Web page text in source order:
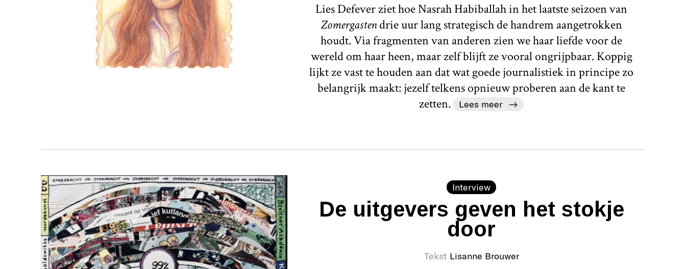
Lies Defever ziet hoe Nasrah Habiballah in het laatste seizoen van
Zomergastendrie uur lang strategisch de handrem aangetrokken
houdt. Via fragmenten van anderen zien we haar liefde voor de
wereld om haar heen, maar zelf blijft ze vooral ongrijpbaar. Koppig
lijkt ze vast te houden aan dat wat goede journalistiek in principe zo
belangrijk maakt: jezelf telkens opnieuw proberen aan de kant te
zetten.
Lees meer
Interview
De uitgevers geven het stokje
door
Tekst Lisanne Brouwer